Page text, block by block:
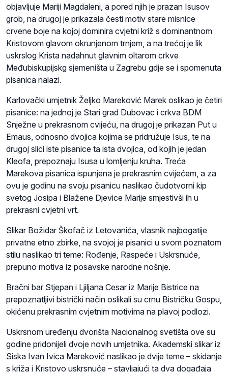
objavljuje Mariji Magdaleni, a pored njih je prazan Isusov
grob, na drugoj je prikazala česti motiv stare misnice
crvene boje na kojoj dominira cvjetni križ s dominantnom
Kristovom glavom okrunjenom trnjem, a na trećoj je lik
uskrslog Krista nadahnut glavnim oltarom crkve
Međubiskupijskg sjemeništa u Zagrebu gdje se i spomenuta
pisanica nalazi.
Karlovački umjetnik Željko Mareković Marek oslikao je četiri
pisanice: na jednoj je Stari grad Dubovac i crkva BDM
Snježne u prekrasnom cvijeću, na drugoj je prikazan Put u
Emaus, odnosno dvojica kojima se pridružuje Isus, te na
drugoj slici iste pisanice ta ista dvojica, od kojih je jedan
Kleofa, prepoznaju Isusa u lomljenju kruha. Treća
Marekova pisanica ispunjena je prekrasnim cvijećem, a za
ovu je godinu na svoju pisanicu naslikao čudotvorni kip
svetog Josipa i Blažene Djevice Marije smjestivši ih u
prekrasni cvjetni vrt.
Slikar Božidar Škofač iz Letovanića, vlasnik najbogatije
privatne etno zbirke, na svojoj je pisanici u svom poznatom
stilu naslikao tri teme: Rođenje, Raspeće i Uskrsnuće,
prepuno motiva iz posavske narodne nošnje.
Bračni bar Stjepan i Ljiljana Cesar iz Marije Bistrice na
prepoznatljivi bistrički način oslikali su crnu Bistričku Gospu,
okićenu prekrasnim cvjetnim motivima na plavoj podlozi.
Uskrsnom uređenju dvorišta Nacionalnog svetišta ove su
godine pridonijeli dvoje novih umjetnika. Akademski slikar iz
Siska Ivan Ivica Mareković naslikao je dvije teme – skidanje
s križa i Kristovo uskrsnuće – stavljajući ta dva događaja